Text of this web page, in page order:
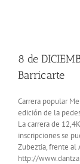
8 de
Barricarte
Carrera popular
edición de la
La carrera de
inscripciones se
Zubeztia, frente al
http://